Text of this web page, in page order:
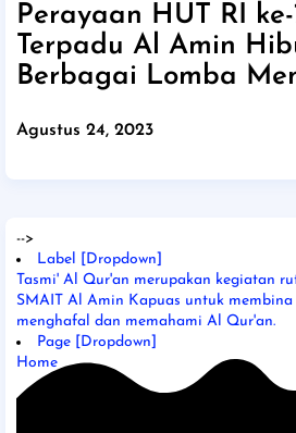
Perayaan HUT RI
Terpadu Al Amin
Berbagai Lomba
Agustus 24, 2023
-->
Label [Dropdown]
Tasmi' Al Qur'an merupakan kegiatan
SMAIT Al Amin Kapuas untuk membina
menghafal dan memahami Al Qur'an.
Page [Dropdown]
Home